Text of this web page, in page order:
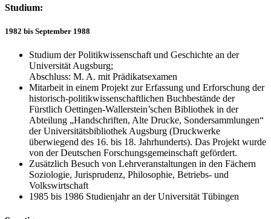
Studium:
1982 bis September 1988
Studium der Politikwissenschaft und Geschichte an der
Universität Augsburg;
Abschluss: M. A. mit Prädikatsexamen
Mitarbeit in einem Projekt zur Erfassung und Erforschung der
historisch-politikwissenschaftlichen Buchbestände der
Fürstlich Oettingen-Wallerstein’schen Bibliothek in der
Abteilung „Handschriften, Alte Drucke, Sondersammlungen“
der Universitätsbibliothek Augsburg (Druckwerke
überwiegend des 16. bis 18. Jahrhunderts). Das Projekt wurde
von der Deutschen Forschungsgemeinschaft gefördert.
Zusätzlich Besuch von Lehrveranstaltungen in den Fächern
Soziologie, Jurisprudenz, Philosophie, Betriebs- und
Volkswirtschaft
1985 bis 1986 Studienjahr an der Universität Tübingen